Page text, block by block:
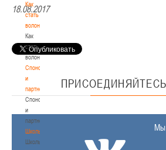
Как
стать
волонтером
Как
стать
волонтером
Спонсоры
и
партнеры
Спонсоры
и
партнеры
Школы
Школы
18.08.2017
ПРИСОЕДИНЯЙТЕСЬ
Мы